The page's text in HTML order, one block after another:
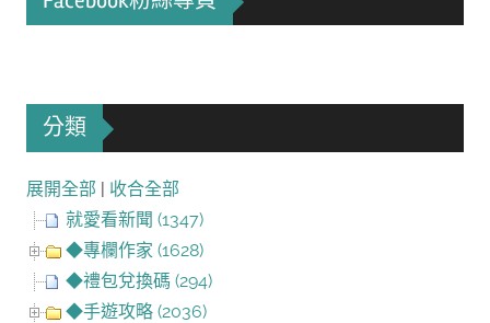
分類
展開全部 | 收合全部
就愛看新聞 (1347)
◆專欄作家 (1628)
◆禮包兌換碼 (294)
◆手遊攻略 (2036)